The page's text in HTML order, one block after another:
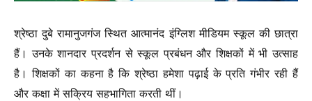
श्रेष्ठा दुबे रामानुजगंज स्थित आत्मानंद इंग्लिश मीडियम स्कूल की छात्रा
हैं। उनके शानदार प्रदर्शन से स्कूल प्रबंधन और शिक्षकों में भी उत्साह
है। शिक्षकों का कहना है कि श्रेष्ठा हमेशा पढ़ाई के प्रति गंभीर रही हैं
और कक्षा में सक्रिय सहभागिता करती थीं।